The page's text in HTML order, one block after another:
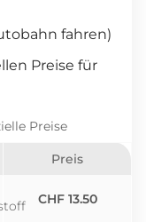
fahren)
Preise für
Preise
Preis
CHF 13.50